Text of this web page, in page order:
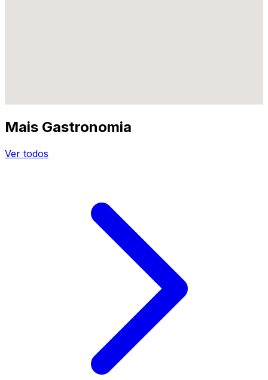
Mais Gastronomia
Ver todos